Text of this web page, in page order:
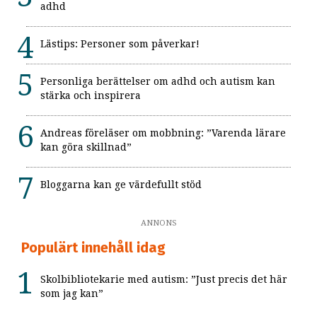
adhd
Lästips: Personer som påverkar!
Personliga berättelser om adhd och autism kan
stärka och inspirera
Andreas föreläser om mobbning: ”Varenda lärare
kan göra skillnad”
Bloggarna kan ge värdefullt stöd
ANNONS
Populärt innehåll idag
Skolbibliotekarie med autism: ”Just precis det här
som jag kan”